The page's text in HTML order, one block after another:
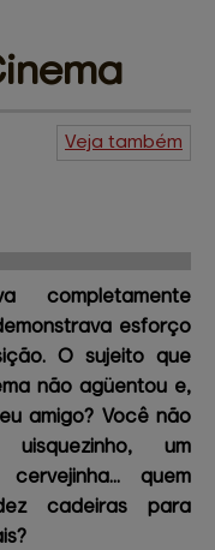
Veja também
completamente
esforço
O sujeito que
não agüentou e,
amigo? Você não
um
cervejinha... quem
cadeiras para